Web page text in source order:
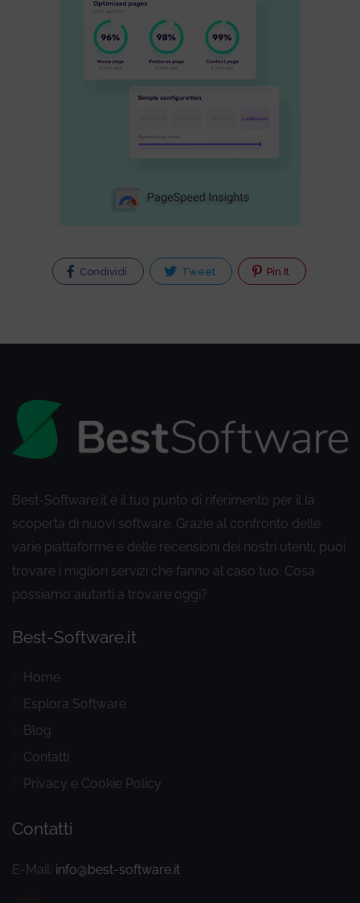
Condividi Tweet Pin It
Best-Software.it è il tuo punto di riferimento per il la
scoperta di nuovi software. Grazie al confronto delle
varie piattaforme e delle recensioni dei nostri utenti, puoi
trovare i migliori servizi che fanno al caso tuo. Cosa
possiamo aiutarti a trovare oggi?
Best-Software.it
Home
Esplora Software
Blog
Contatti
Privacy e Cookie Policy
Contatti
E-Mail: info@best-software.it